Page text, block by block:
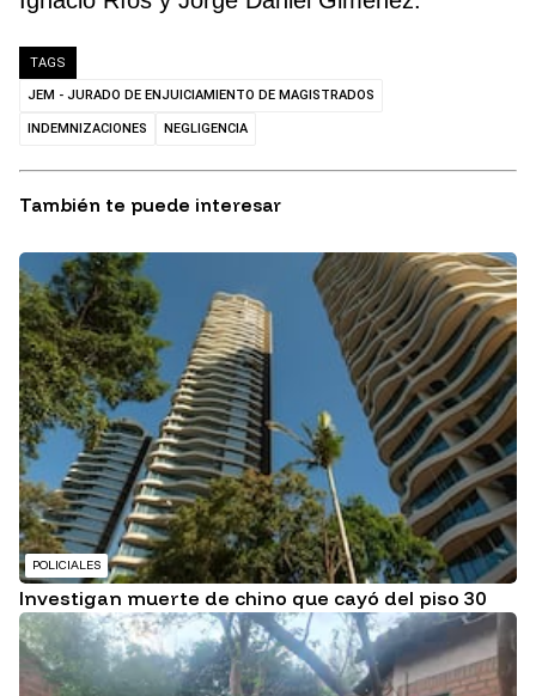
TAGS
JEM - JURADO DE ENJUICIAMIENTO DE MAGISTRADOS
INDEMNIZACIONES NEGLIGENCIA
También te puede interesar
POLICIALES
Investigan muerte de chino que cayó del piso 30